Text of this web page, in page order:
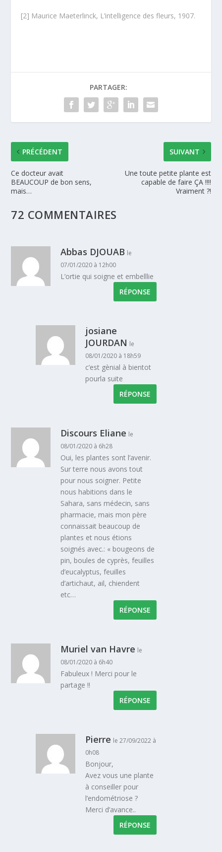
[2] Maurice Maeterlinck, L’intelligence des fleurs, 1907.
PARTAGER:
PRÉCÉDENT
Ce docteur avait
BEAUCOUP de bon sens,
mais…
SUIVANT
Une toute petite plante est
capable de faire ÇA !!!!
Vraiment ?!
72 COMMENTAIRES
Abbas DJOUAB le
07/01/2020 à 12h00
L’ortie qui soigne et embelllie
RÉPONSE
josiane
JOURDAN le
08/01/2020 à 18h59
c’est gènial à bientot
pourla suite
RÉPONSE
Discours Eliane le
08/01/2020 à 6h28
Oui, les plantes sont l’avenir.
Sur terre nous avons tout
pour nous soigner. Petite
nous habitions dans le
Sahara, sans médecin, sans
pharmacie, mais mon père
connaissait beaucoup de
plantes et nous étions
soignés avec.: « bougeons de
pin, boules de cyprès, feuilles
d’eucalyptus, feuilles
d’artichaut, ail, chiendent
etc…
RÉPONSE
Muriel van Havre le
08/01/2020 à 6h40
Fabuleux ! Merci pour le
partage !!
RÉPONSE
Pierre le 27/09/2022 à
0h08
Bonjour,
Avez vous une plante
à conseiller pour
l’endométriose ?
Merci d’avance..
RÉPONSE